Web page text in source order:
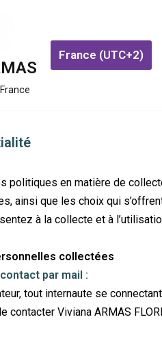
France (UTC+2)
politiques en matière de
ainsi que les choix qui
à la collecte et à
collectées
par mail :
tout internaute se
contacter Viviana ARMAS